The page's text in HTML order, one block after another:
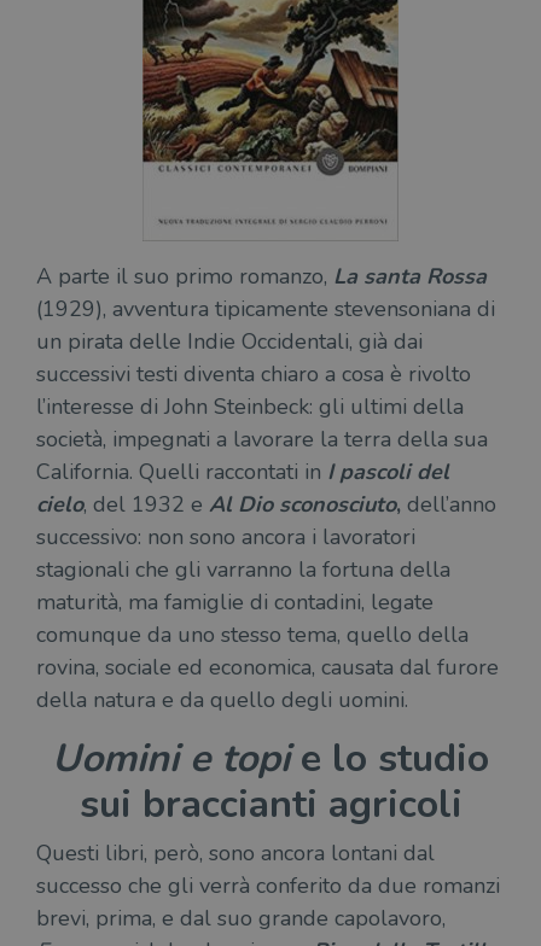
A parte il suo primo romanzo, La santa Rossa
(1929), avventura tipicamente stevensoniana di
un pirata delle Indie Occidentali, già dai
successivi testi diventa chiaro a cosa è rivolto
l’interesse di John Steinbeck: gli ultimi della
società, impegnati a lavorare la terra della sua
California. Quelli raccontati in I pascoli del
cielo, del 1932 e Al Dio sconosciuto, dell’anno
successivo: non sono ancora i lavoratori
stagionali che gli varranno la fortuna della
maturità, ma famiglie di contadini, legate
comunque da uno stesso tema, quello della
rovina, sociale ed economica, causata dal furore
della natura e da quello degli uomini.
Uomini e topi e lo studio
sui braccianti agricoli
Questi libri, però, sono ancora lontani dal
successo che gli verrà conferito da due romanzi
brevi, prima, e dal suo grande capolavoro,